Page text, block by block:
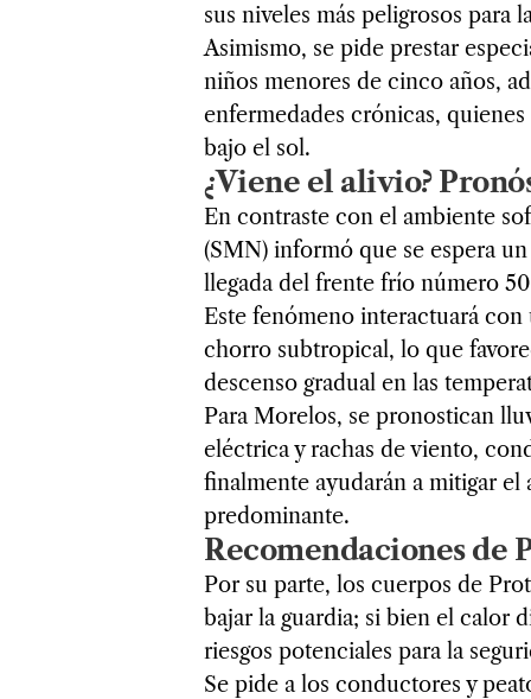
sus niveles más peligrosos para
Asimismo, se pide prestar
niños menores de cinco años,
enfermedades crónicas,
bajo el sol.
¿Viene el alivio?
En contraste con el ambiente
(SMN) informó que se espera
llegada del frente frío número
Este fenómeno interactuará
chorro subtropical, lo que
descenso gradual en las
Para Morelos, se pronostican
eléctrica y rachas de viento,
finalmente ayudarán a mitigar
predominante.
Recomendaciones de
Por su parte, los cuerpos de
bajar la guardia; si bien el calor
riesgos potenciales para la
Se pide a los conductores y